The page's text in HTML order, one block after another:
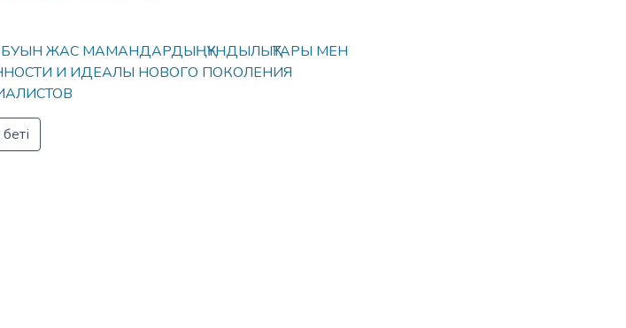
ЖАС МАМАНДАРДЫҢҚҰНДЫЛЫҚТАРЫ МЕН
И ИДЕАЛЫ НОВОГО ПОКОЛЕНИЯ